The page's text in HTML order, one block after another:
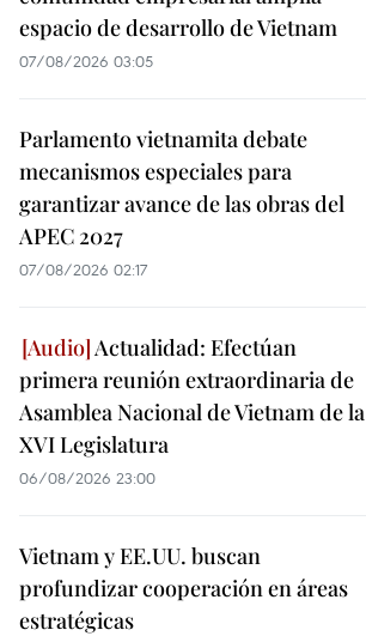
espacio de desarrollo de Vietnam
07/08/2026 03:05
Parlamento vietnamita debate
mecanismos especiales para
garantizar avance de las obras del
APEC 2027
07/08/2026 02:17
Actualidad: Efectúan
primera reunión extraordinaria de
Asamblea Nacional de Vietnam de la
XVI Legislatura
06/08/2026 23:00
Vietnam y EE.UU. buscan
profundizar cooperación en áreas
estratégicas